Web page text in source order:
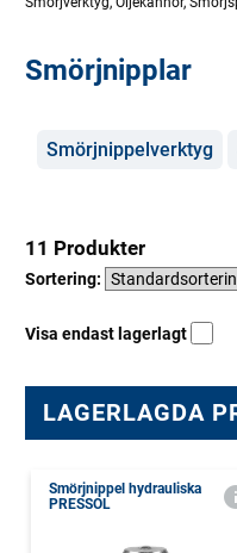
Smörjnipplar
Kategorier
Smörjnippelverktyg
11 Produkter
Sortering:
Visa endast lagerlagt
LAGERLAGDA
Smörjnippel hydrauliska
PRESSOL